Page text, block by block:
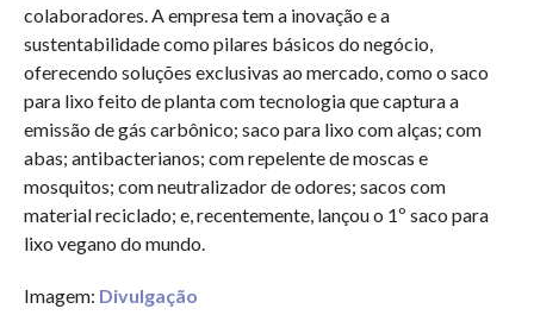
colaboradores. A empresa tem a inovação e a
sustentabilidade como pilares básicos do negócio,
oferecendo soluções exclusivas ao mercado, como o saco
para lixo feito de planta com tecnologia que captura a
emissão de gás carbônico; saco para lixo com alças; com
abas; antibacterianos; com repelente de moscas e
mosquitos; com neutralizador de odores; sacos com
material reciclado; e, recentemente, lançou o 1º saco para
lixo vegano do mundo.
Imagem: Divulgação